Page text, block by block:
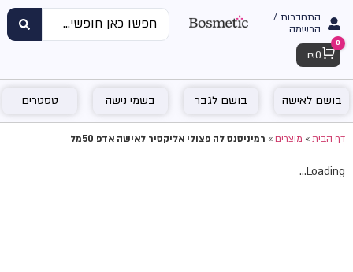
התחברות /
הרשמה
Cart
0
₪ 0
בושם לאישה בושם לגבר בשמי נישה טסטרים
דף הבית»מוצרים»רמיניסנס לה פצולי אליקסיר לאישה אדפ 50מל
Loading...